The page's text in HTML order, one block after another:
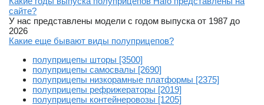
сайте?
У нас представлены модели с годом выпуска от 1987 до
2026
Какие еще бывают виды полуприцепов?
полуприцепы шторы [3500]
полуприцепы самосвалы [2690]
полуприцепы низкорамные платформы [2375]
полуприцепы рефрижераторы [2019]
полуприцепы контейнеровозы [1205]